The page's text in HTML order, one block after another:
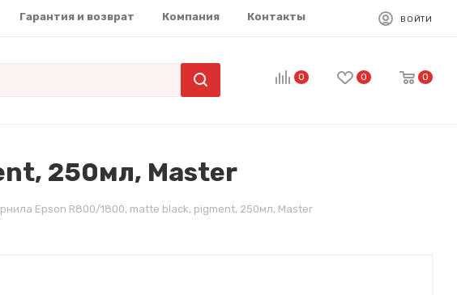
Гарантия и возврат Компания Контакты ВОЙТИ
0 0 0
250мл, Master
Epson R800/1800, matte black, pigment, 250мл, Master